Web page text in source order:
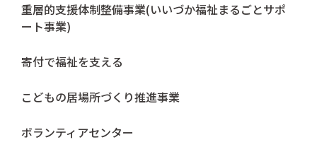
重層的支援体制整備事業(いいづか福祉まるごとサポ
ート事業)
寄付で福祉を支える
こどもの居場所づくり推進事業
ボランティアセンター